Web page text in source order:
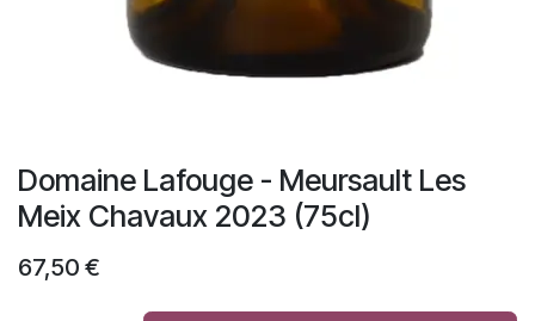
Domaine Lafouge - Meursault Les
Meix Chavaux 2023 (75cl)
67,50 €